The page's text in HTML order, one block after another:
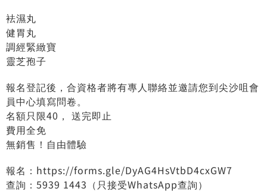
袪濕丸
健胃丸
調經緊緻寶
靈芝孢子
報名登記後，合資格者將有專人聯絡並邀請您到尖沙咀會
員中心填寫問卷。
名額只限40， 送完即止
費用全免
無銷售！自由體驗
報名： https://forms.gle/DyAG4HsVtbD4cxGW7
查詢：5939 1443（只接受WhatsApp查詢）